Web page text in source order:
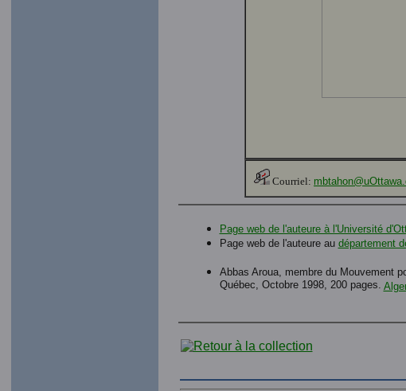
Courriel:
Page web de l'auteure à l'Université
Page web de l'auteure au département
Abbas Aroua, membre du Mouvement
Québec, Octobre 1998, 200 pages.